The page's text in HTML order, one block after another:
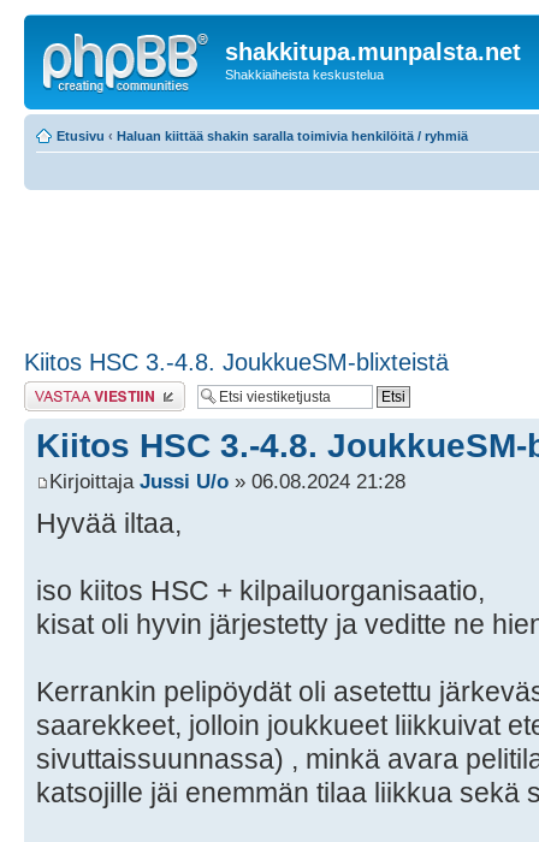
shakkitupa.munpalsta.net
Shakkiaiheista keskustelua
Etusivu ‹ Haluan kiittää shakin saralla toimivia henkilöitä / ryhmiä
Kiitos HSC 3.-4.8. JoukkueSM-blixteistä
Lähetä vastaus
Kiitos HSC 3.-4.8.
Kirjoittaja Jussi U/o » 06.08.2024 21:28
Hyvää iltaa,
iso kiitos HSC + kilpailuorganisaatio,
kisat oli hyvin järjestetty ja veditte ne
Kerrankin pelipöydät oli asetettu
saarekkeet, jolloin joukkueet liikkuivat
sivuttaissuunnassa) , minkä avara
katsojille jäi enemmän tilaa liikkua sekä